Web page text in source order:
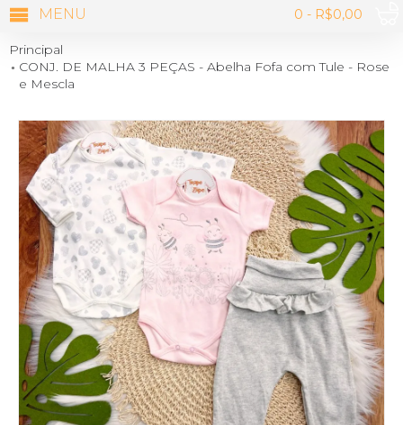
0 - R$0,00
MENU
Principal
CONJ. DE MALHA 3 PEÇAS - Abelha Fofa com Tule - Rose
e Mescla